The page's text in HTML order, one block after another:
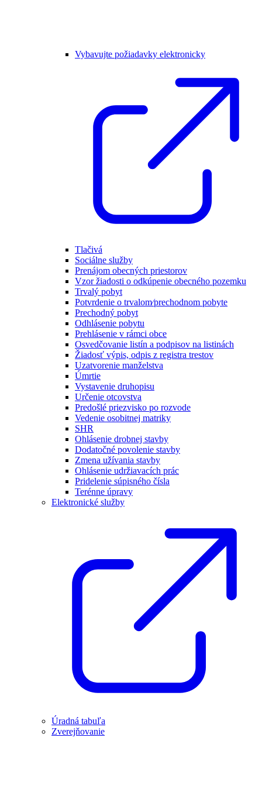
Vybavujte požiadavky elektronicky
Tlačivá
Sociálne služby
Prenájom obecných priestorov
Vzor žiadosti o odkúpenie obecného pozemku
Trvalý pobyt
Potvrdenie o trvalom⁄prechodnom pobyte
Prechodný pobyt
Odhlásenie pobytu
Prehlásenie v rámci obce
Osvedčovanie listín a podpisov na listinách
Žiadosť výpis, odpis z registra trestov
Uzatvorenie manželstva
Úmrtie
Vystavenie druhopisu
Určenie otcovstva
Predošlé priezvisko po rozvode
Vedenie osobitnej matriky
SHR
Ohlásenie drobnej stavby
Dodatočné povolenie stavby
Zmena užívania stavby
Ohlásenie udržiavacích prác
Pridelenie súpisného čísla
Terénne úpravy
Elektronické služby
Úradná tabuľa
Zverejňovanie